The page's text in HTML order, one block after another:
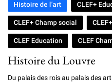
Histoire du Louvre
Histoire de l’art CLEF+
CLEF+ Champ social
CLEF Education CLEF
Du palais des rois au palais des